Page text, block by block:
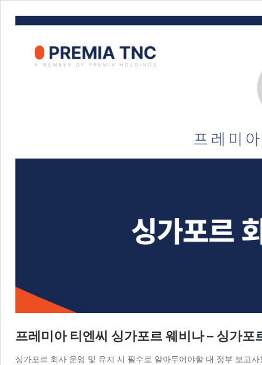
프레미아 티엔씨 싱가포르 웨비나 – 싱가포
싱가포르 회사 운영 및 유지 시 필수로 알아두어야할 대 정부 보고